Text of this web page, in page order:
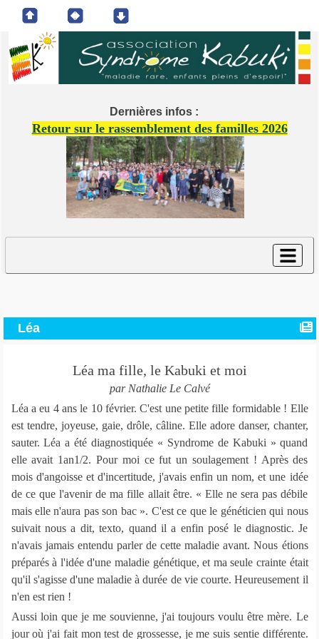
Dernières infos :
Retour sur le rassemblement des familles 2026
Léa
Léa ma fille, le Kabuki et moi
par Nathalie Le Calvé
Léa a eu 4 ans le 10 février. C'est une petite fille formidable ! Elle
est tendre, joyeuse, gaie, drôle, câline. Elle adore danser, chanter,
sauter. Léa a été diagnostiquée « Syndrome de Kabuki » quand
elle avait 1an1/2. Pour moi ce fut un soulagement ! Après des
mois d'angoisse et d'incertitude, j'avais enfin un nom, et une idée
de ce que l'avenir de ma fille allait être. « Elle ne sera pas débile
mais elle n'aura pas son bac ». C'est ce que le généticien qui nous
suivait nous a dit, texto, quand il a enfin posé le diagnostic. Je
n'avais jamais entendu parler de cette maladie avant. Nous étions
préparés à l'idée d'une maladie génétique, et ma seule crainte était
qu'il s'agisse d'une maladie à durée de vie courte. Heureusement il
n'en est rien !
Aussi loin que je me souvienne, j'ai toujours voulu être mère. Le
jour où j'ai fait mon test de grossesse, je me suis sentie différente.